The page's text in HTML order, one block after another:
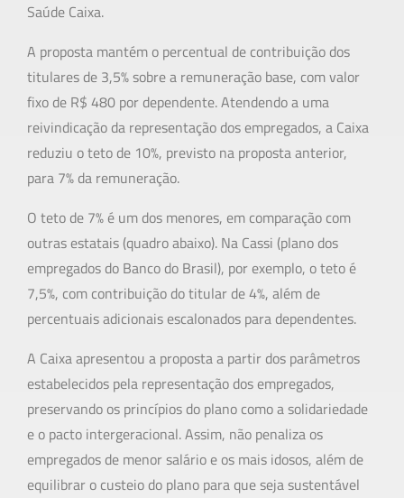
Saúde Caixa.
A proposta mantém o percentual de contribuição dos
titulares de 3,5% sobre a remuneração base, com valor
fixo de R$ 480 por dependente. Atendendo a uma
reivindicação da representação dos empregados, a Caixa
reduziu o teto de 10%, previsto na proposta anterior,
para 7% da remuneração.
O teto de 7% é um dos menores, em comparação com
outras estatais (quadro abaixo). Na Cassi (plano dos
empregados do Banco do Brasil), por exemplo, o teto é
7,5%, com contribuição do titular de 4%, além de
percentuais adicionais escalonados para dependentes.
A Caixa apresentou a proposta a partir dos parâmetros
estabelecidos pela representação dos empregados,
preservando os princípios do plano como a solidariedade
e o pacto intergeracional. Assim, não penaliza os
empregados de menor salário e os mais idosos, além de
equilibrar o custeio do plano para que seja sustentável